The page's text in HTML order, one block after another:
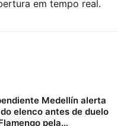
em tempo real.
Medellín alerta
elenco antes de duelo
pela